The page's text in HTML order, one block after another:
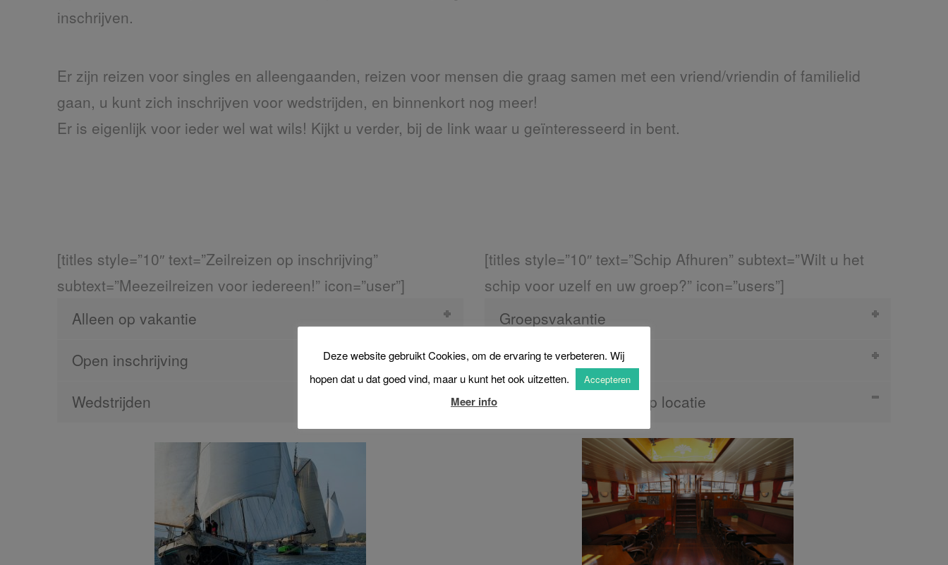
inschrijven.
Er zijn reizen voor singles en alleengaanden, reizen voor mensen die graag samen met een vriend/vriendin of familielid
gaan, u kunt zich inschrijven voor wedstrijden, en binnenkort nog meer!
Er is eigenlijk voor ieder wel wat wils! Kijkt u verder, bij de link waar u geïnteresseerd in bent.
[titles style=”10″ text=”Zeilreizen op inschrijving”
subtext=”Meezeilreizen voor iedereen!” icon=”user”]
Alleen op vakantie
Open inschrijving
Wedstrijden
[titles style=”10″ text=”Schip Afhuren” subtext=”Wilt u het
schip voor uzelf en uw groep?” icon=”users”]
Groepsvakantie
Bedrijven
Accomodatie - Hotel op locatie
Deze website gebruikt Cookies, om de ervaring te verbeteren. Wij
hopen dat u dat goed vind, maar u kunt het ook uitzetten.
Accepteren
Meer info